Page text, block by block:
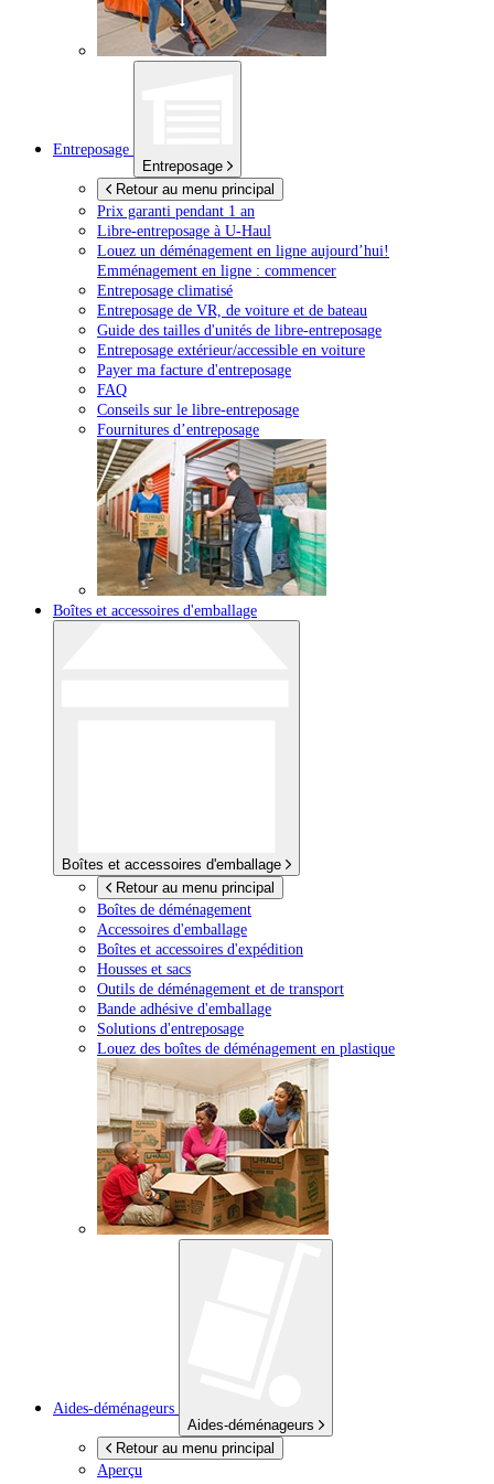
Entreposage
Entreposage
Retour au menu principal
Prix garanti pendant 1 an
Libre-entreposage à U-Haul
Louez un déménagement en ligne aujourd’hui!
Emménagement en ligne : commencer
Entreposage climatisé
Entreposage de VR, de voiture et de bateau
Guide des tailles d'unités de libre-entreposage
Entreposage extérieur/accessible en voiture
Payer ma facture d'entreposage
FAQ
Conseils sur le libre-entreposage
Fournitures d’entreposage
Boîtes et accessoires d'emballage
Boîtes et accessoires d'emballage
Retour au menu principal
Boîtes de déménagement
Accessoires d'emballage
Boîtes et accessoires d'expédition
Housses et sacs
Outils de déménagement et de transport
Bande adhésive d'emballage
Solutions d'entreposage
Louez des boîtes de déménagement en plastique
Aides-déménageurs
Aides-déménageurs
Retour au menu principal
Aperçu